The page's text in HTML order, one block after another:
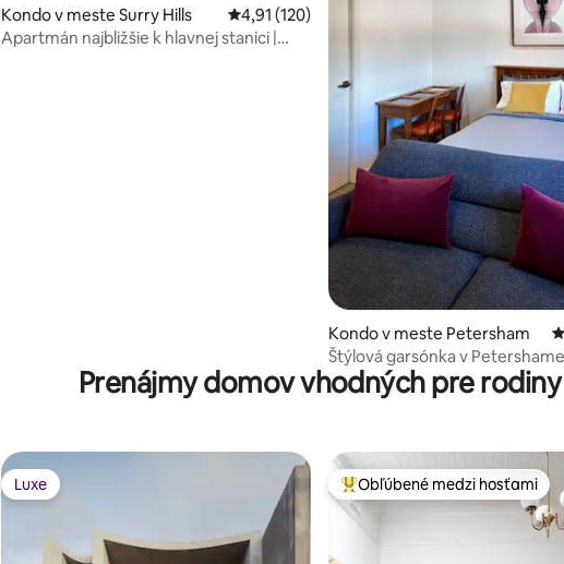
Kondo v meste Surry Hills Priemerné ohodnotenie 4,91 z 5, počet
4,91 (120)
Apartmán najbližšie k hlavnej stanici |
Kondo v meste Petersham
Štýlová garsónka v Petershame
Prenájmy domov vhodných pre rodiny
Luxe
Luxe Najobľúbenejšie medzi hosťami
Obľúbené medzi hosťami